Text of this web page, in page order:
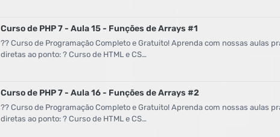
Curso de PHP 7 - Aula 15 - Funções de Arrays #1
?? Curso de Programação Completo e Gratuito! Aprenda com nossas aulas
diretas ao ponto: ? Curso de HTML e CS…
Curso de PHP 7 - Aula 16 - Funções de Arrays #2
?? Curso de Programação Completo e Gratuito! Aprenda com nossas aulas
diretas ao ponto: ? Curso de HTML e CS…